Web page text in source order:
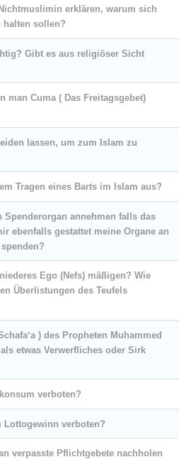
erklären, warum sich
halten sollen?
Gibt es aus religiöser Sicht
man Cuma ( Das Freitagsgebet)
lassen, um zum Islam zu
Tragen eines Barts im Islam aus?
Spenderorgan annehmen falls das
ebenfalls gestattet meine Organe an
Ego (Nefs) mäßigen? Wie
Überlistungen des Teufels
) des Propheten Muhammed
etwas Verwerfliches oder Sirk
verboten?
Lottogewinn verboten?
verpasste Pflichtgebete nachholen